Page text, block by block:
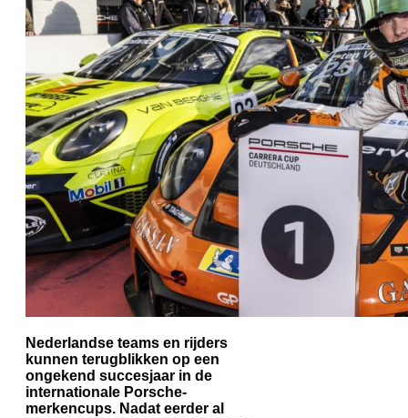
Nederlandse teams en rijders
kunnen terugblikken op een
ongekend succesjaar in de
internationale Porsche-
merkencups. Nadat eerder al